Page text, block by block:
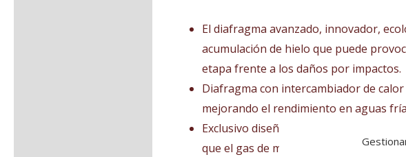
El diafragma avanzado, innovador,
acumulación de hielo que puede
etapa frente a los daños por impactos.
Diafragma con intercambiador de
mejorando el rendimiento en aguas
Exclusivo diseño del diafragma
que el gas de media presión en el